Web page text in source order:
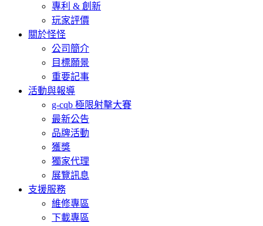
專利 & 創新
玩家評價
關於怪怪
公司簡介
目標願景
重要記事
活動與報導
g-cqb 極限射擊大賽
最新公告
品牌活動
獲獎
獨家代理
展覽訊息
支援服務
維修專區
下載專區